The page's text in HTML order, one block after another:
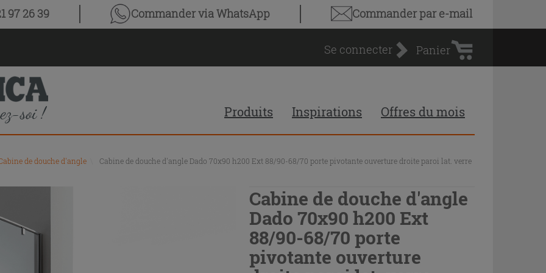
97 26 39 Commander via WhatsApp Commander par e-mail
Se connecter
d'achat
Panier
Produits Inspirations Offres du mois
de douche d'angle
Cabine de douche d'angle Dado 70x90 h200 Ext 88/90-68/70 porte pivotante ouverture droite paroi lat. verre
Cabine de douche d'angle
Dado 70x90 h200 Ext
88/90-68/70 porte
pivotante ouverture